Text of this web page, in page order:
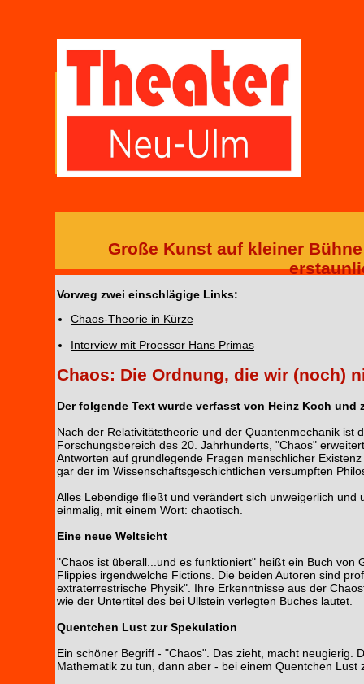
Große Kunst auf kleiner
Vorweg zwei einschlägige Links:
Chaos-Theorie in Kürze
Interview mit Proessor Hans Primas
Chaos: Die Ordnung, die wir (noch)
Der folgende Text wurde verfasst von Heinz Koch
Nach der Relativitätstheorie und der Quantenmechanik ist
Forschungsbereich des 20. Jahrhunderts, "Chaos"
Antworten auf grundlegende Fragen menschlicher
gar der im Wissenschaftsgeschichtlichen versumpften
Alles Lebendige fließt und verändert sich unweigerlich
einmalig, mit einem Wort: chaotisch.
Eine neue Weltsicht
"Chaos ist überall...und es funktioniert" heißt ein Buch
Flippies irgendwelche Fictions. Die beiden Autoren sind
extraterrestrische Physik". Ihre Erkenntnisse aus der
wie der Untertitel des bei Ullstein verlegten Buches lautet.
Quentchen Lust zur Spekulation
Ein schöner Begriff - "Chaos". Das zieht, macht neugierig.
Mathematik zu tun, dann aber - bei einem Quentchen Lust